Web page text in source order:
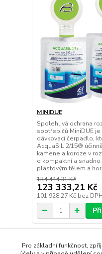
MINIDUE
Spolehlivá ochrana
spotřebičů MiniDUE
dávkovací čerpadlo,
AcquaSIL 2/15®
kamene a koroze v
o kompaktní a
plastovým tělem a
134 444,31 Kč
123 333,21 Kč
101 928,27 Kč bez DPH
Pro základní funkčnost,